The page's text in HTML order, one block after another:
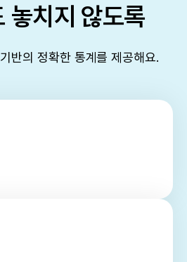
놓치지 않도록
의 정확한 통계를 제공해요.